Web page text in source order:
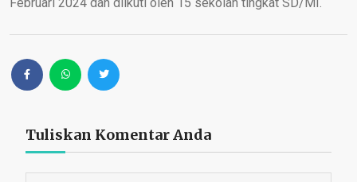
Februari 2024 dan diikuti oleh 15 sekolah tingkat SD/MI.
Tuliskan Komentar Anda